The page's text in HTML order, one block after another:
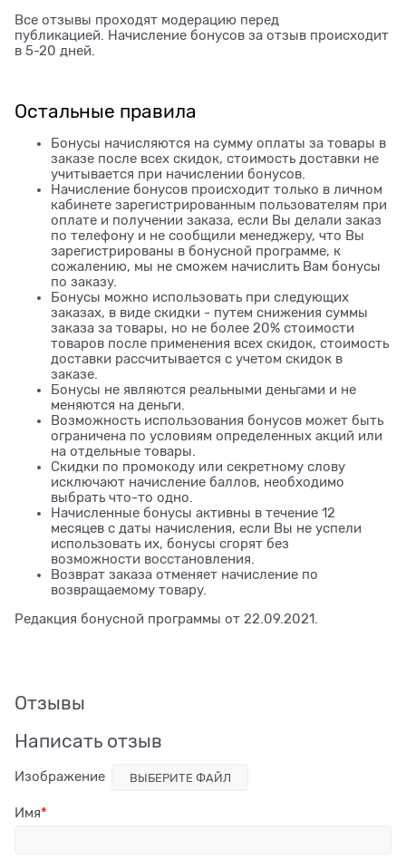
Все отзывы проходят модерацию перед
публикацией. Начисление бонусов за отзыв происходит
в 5-20 дней.
Остальные правила
Бонусы начисляются на сумму оплаты за товары в
заказе после всех скидок, стоимость доставки не
учитывается при начислении бонусов.
Начисление бонусов происходит только в личном
кабинете зарегистрированным пользователям при
оплате и получении заказа, если Вы делали заказ
по телефону и не сообщили менеджеру, что Вы
зарегистрированы в бонусной программе, к
сожалению, мы не сможем начислить Вам бонусы
по заказу.
Бонусы можно использовать при следующих
заказах, в виде скидки - путем снижения суммы
заказа за товары, но не более 20% стоимости
товаров после применения всех скидок, стоимость
доставки рассчитывается с учетом скидок в
заказе.
Бонусы не являются реальными деньгами и не
меняются на деньги.
Возможность использования бонусов может быть
ограничена по условиям определенных акций или
на отдельные товары.
Скидки по промокоду или секретному слову
исключают начисление баллов, необходимо
выбрать что-то одно.
Начисленные бонусы активны в течение 12
месяцев с даты начисления, если Вы не успели
использовать их, бонусы сгорят без
возможности восстановления.
Возврат заказа отменяет начисление по
возвращаемому товару.
Редакция бонусной программы от 22.09.2021.
Отзывы
Написать отзыв
Изображение ВЫБЕРИТЕ ФАЙЛ
Имя